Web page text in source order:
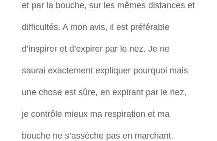
et par la bouche, sur les mêmes distances et
difficultés. A mon avis, il est préférable
d’inspirer et d’expirer par le nez. Je ne
saurai exactement expliquer pourquoi mais
une chose est sûre, en expirant par le nez,
je contrôle mieux ma respiration et ma
bouche ne s’assèche pas en marchant.